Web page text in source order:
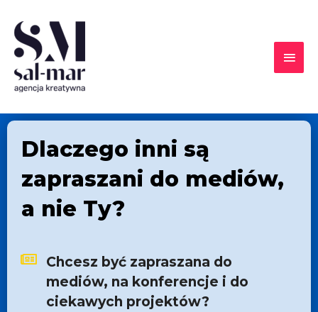
Dlaczego inni są
zapraszani do mediów,
a nie Ty?
Chcesz być zapraszana do
mediów, na konferencje i do
ciekawych projektów?